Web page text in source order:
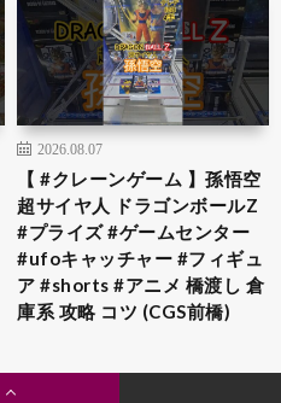
2026.08.07
【 #クレーンゲーム 】孫悟空
超サイヤ人 ドラゴンボールZ
#プライズ #ゲームセンター
#ufoキャッチャー #フィギュ
ア #shorts #アニメ 橋渡し 倉
庫系 攻略 コツ (CGS前橋)